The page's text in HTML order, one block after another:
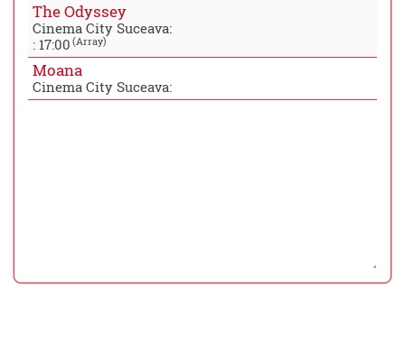
The Odyssey
Cinema City Suceava:
: 17:00 (Array)
Moana
Cinema City Suceava: